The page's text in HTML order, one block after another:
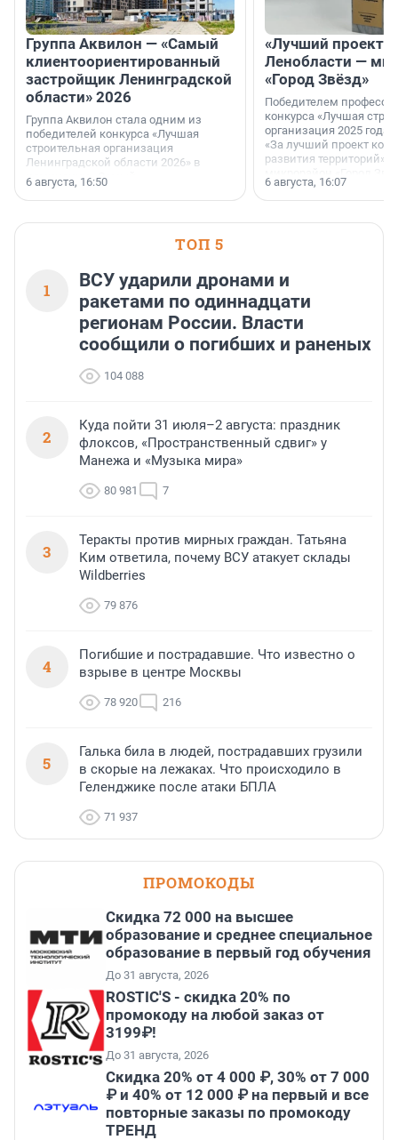
Группа Аквилон — «Самый
клиентоориентированный
застройщик Ленинградской
области» 2026
Группа Аквилон стала одним из
победителей конкурса «Лучшая
строительная организация
Ленинградской области 2026» в
номинации «Самый
клиентоориентированный
застройщик Ленинградской
6 августа, 16:50
«Лучший проект
Ленобласти —
«Город Звёзд»
Победителем
конкурса «Лучшая
организация 2025
«За лучший проект
развития территорий»
6 августа, 16:07
ТОП 5
1
ВСУ ударили дронами и
ракетами по одиннадцати
регионам России. Власти
сообщили о погибших и раненых
104 088
2
Куда пойти 31 июля–2 августа: праздник
флоксов, «Пространственный сдвиг» у
Манежа и «Музыка мира»
80 981 7
3
Теракты против мирных граждан. Татьяна
Ким ответила, почему ВСУ атакует склады
Wildberries
79 876
4
Погибшие и пострадавшие. Что известно о
взрыве в центре Москвы
78 920 216
5
Галька била в людей, пострадавших грузили
в скорые на лежаках. Что происходило в
Геленджике после атаки БПЛА
71 937
ПРОМОКОДЫ
Скидка 72 000 на высшее
образование и среднее специальное
образование в первый год обучения
До 31 августа, 2026
ROSTIC'S - скидка 20% по
промокоду на любой заказ от
3199₽!
До 31 августа, 2026
Скидка 20% от 4 000 ₽, 30% от 7 000
₽ и 40% от 12 000 ₽ на первый и все
повторные заказы по промокоду
ТРЕНД